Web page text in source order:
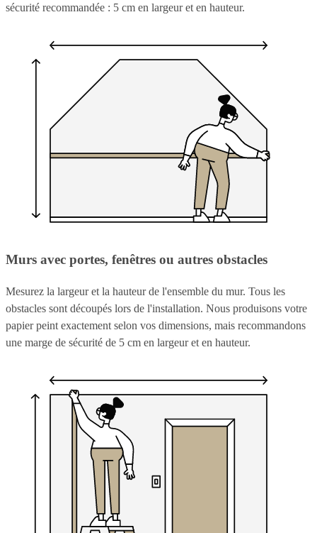
sécurité recommandée : 5 cm en largeur et en hauteur.
Murs avec portes, fenêtres ou autres obstacles
Mesurez la largeur et la hauteur de l'ensemble du mur. Tous les
obstacles sont découpés lors de l'installation. Nous produisons votre
papier peint exactement selon vos dimensions, mais recommandons
une marge de sécurité de 5 cm en largeur et en hauteur.